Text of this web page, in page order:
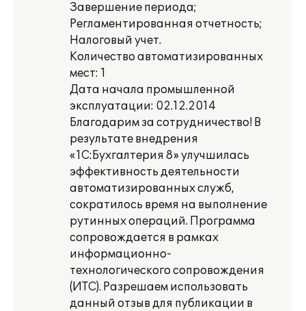
Завершение периода;
Регламентированная отчетность;
Налоговый учет.
Количество автоматизированных
мест: 1
Дата начала промышленной
эксплуатации: 02.12.2014
Благодарим за сотрудничество! В
результате внедрения
«1С:Бухгалтерия 8» улучшилась
эффективность деятельности
автоматизированных служб,
сократилось время на выполнение
рутинных операций. Программа
сопровождается в рамках
информационно-
технологического сопровождения
(ИТС). Разрешаем использовать
данный отзыв для публикации в